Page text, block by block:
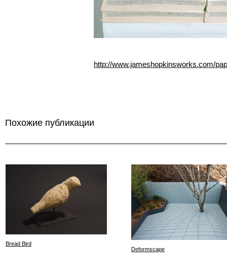
http://www.jameshopkinsworks.com/
Похожие публикации
Bread Bird
Deformscape